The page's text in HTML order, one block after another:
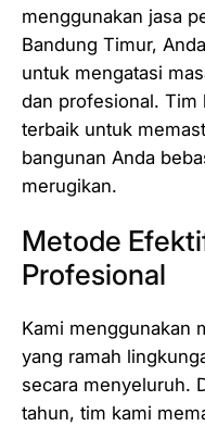
menggunakan jasa
Bandung Timur,
untuk mengatasi
dan profesional. Tim
terbaik untuk
bangunan Anda
merugikan.
Metode
Profesional
Kami menggunakan
yang ramah
secara menyeluruh.
tahun, tim kami